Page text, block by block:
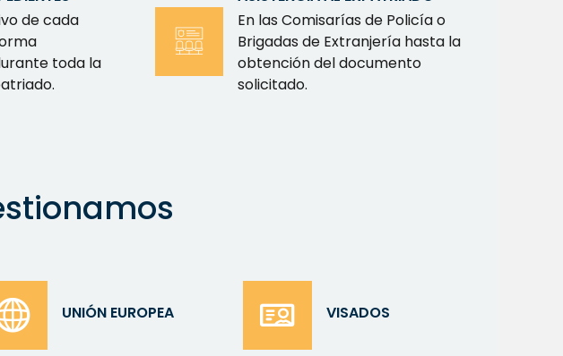
de cada
toda la
En las Comisarías de Policía o
Brigadas de Extranjería hasta la
obtención del documento
solicitado.
UNIÓN EUROPEA VISADOS